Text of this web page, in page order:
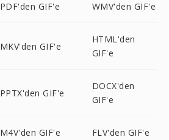
PDF'den GIF'e WMV'den GIF'e
MKV'den GIF'e
HTML'den
GIF'e
PPTX'den GIF'e
DOCX'den
GIF'e
M4V'den GIF'e FLV'den GIF'e